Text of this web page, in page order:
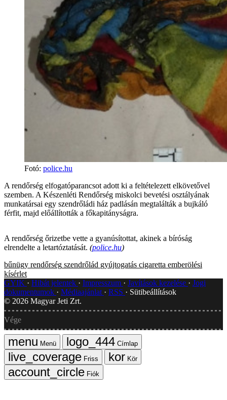
Fotó: police.hu
A rendőrség elfogatóparancsot adott ki a feltételezett elkövetővel
szemben. A Készenléti Rendőrség miskolci bevetési osztályának
munkatársai egy szendrőládi ház padlásán megtalálták a bujkáló
férfit, majd előállították a főkapitányságra.
A rendőrség őrizetbe vette a gyanúsítottat, akinek a bíróság
elrendelte a letartóztatását. (police.hu)
bűnügy rendőrség szendrőlád gyújtogatás cigaretta emberölési
kísérlet
GYIK
Hibát jelentek Impresszum Javítások kezelése
Jogi
dokumentumok
Médiaajánlat RSS
Sütibeállítások
© 2026 Magyar Jeti Zrt.
Vége
Menü
Címlap
Friss
Kör
Fiók